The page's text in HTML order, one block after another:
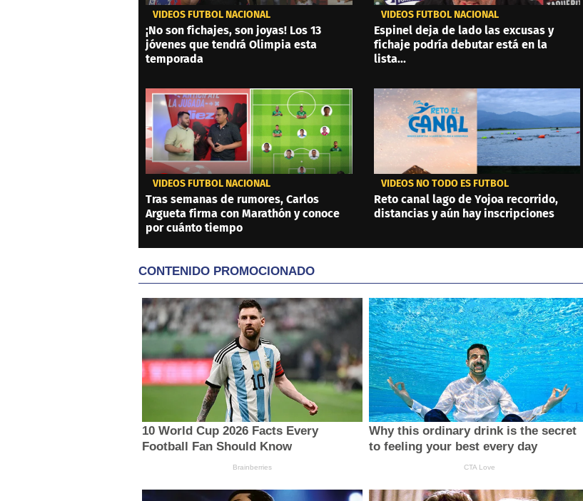
VIDEOS FÚTBOL NACIONAL
¡No son fichajes, son joyas! Los 13
jóvenes que tendrá Olimpia esta
temporada
VIDEOS FÚTBOL NACIONAL
Espinel deja de lado las excusas y
fichaje podría debutar está en la
lista...
VIDEOS FÚTBOL NACIONAL
Tras semanas de rumores, Carlos
Argueta firma con Marathón y conoce
por cuánto tiempo
VIDEOS NO TODO ES FÚTBOL
Reto canal lago de Yojoa recorrido,
distancias y aún hay inscripciones